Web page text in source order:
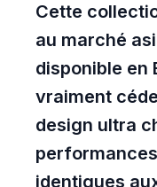
Cette
au marché
disponible en
vraiment
design ultra
identiques